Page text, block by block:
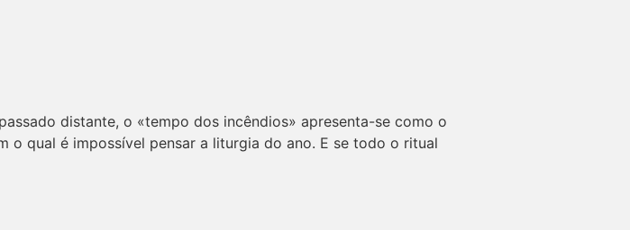
distante, o «tempo dos incêndios» apresenta-se como o
o qual é impossível pensar a liturgia do ano. E se todo o ritual